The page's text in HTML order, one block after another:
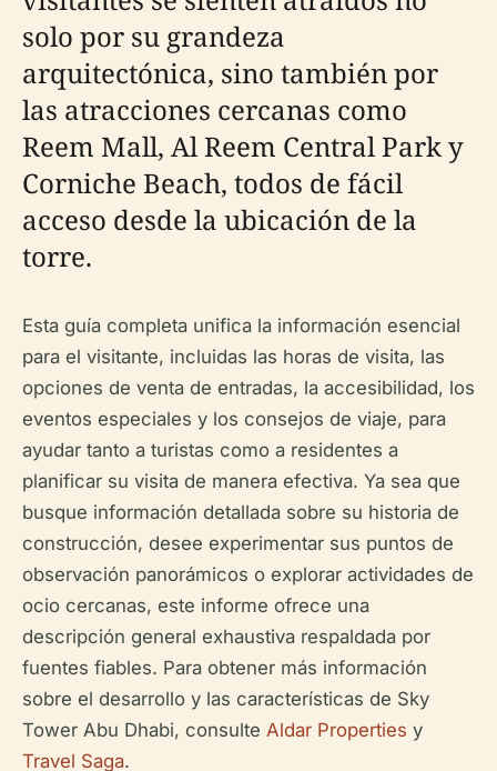
solo por su grandeza
arquitectónica, sino también por
las atracciones cercanas como
Reem Mall, Al Reem Central Park y
Corniche Beach, todos de fácil
acceso desde la ubicación de la
torre.
Esta guía completa unifica la información esencial
para el visitante, incluidas las horas de visita, las
opciones de venta de entradas, la accesibilidad, los
eventos especiales y los consejos de viaje, para
ayudar tanto a turistas como a residentes a
planificar su visita de manera efectiva. Ya sea que
busque información detallada sobre su historia de
construcción, desee experimentar sus puntos de
observación panorámicos o explorar actividades de
ocio cercanas, este informe ofrece una
descripción general exhaustiva respaldada por
fuentes fiables. Para obtener más información
sobre el desarrollo y las características de Sky
Tower Abu Dhabi, consulte Aldar Properties y
Travel Saga.